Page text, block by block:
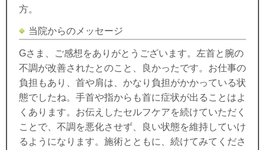
方。
当院からのメッセージ
Gさま、ご感想をありがとうございます。左首と腕の
不調が改善されたとのこと、良かったです。お仕事の
負担もあり、首や肩は、かなり負担がかかっている状
態でしたね。手首や指からも首に症状が出ることはよ
くあります。お伝えしたセルフケアを続けていただく
ことで、不調を悪化させず、良い状態を維持していけ
るようになります。施術とともに、続けてみてくださ